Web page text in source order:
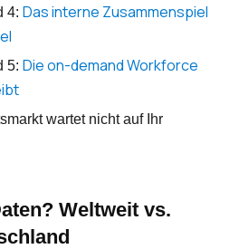
4: Das interne Zusammenspiel
5: Die on-demand Workforce
wartet nicht auf Ihr
Weltweit vs.